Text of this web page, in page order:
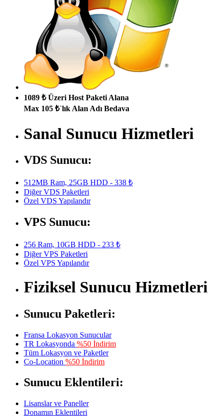
1089 ₺ Üzeri Host Paketi Alana
Max 105 ₺`lık Alan Adı Bedava
Sanal Sunucu Hizmetleri
VDS Sunucu:
512MB Ram, 25GB HDD - 338 ₺
Diğer VDS Paketleri
Özel VDS Yapılandır
VPS Sunucu:
256 Ram, 10GB HDD - 233 ₺
Diğer VPS Paketleri
Özel VPS Yapılandır
Fiziksel Sunucu Hizmetleri
Sunucu Paketleri:
Fransa Lokasyon Sunucular
TR Lokasyonda %50 İndirim
Tüm Lokasyon ve Paketler
Co-Location %50 İndirim
Sunucu Eklentileri:
Lisanslar ve Paneller
Donamın Eklentileri